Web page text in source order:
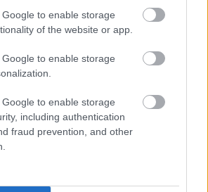
to enable storage
of the website or app.
to enable storage
to enable storage
including authentication
fraud prevention, and other